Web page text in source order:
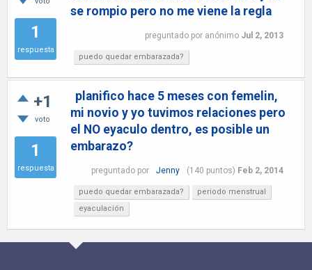
1
respuesta
se rompio pero no me viene la regla
preguntado por anónimo Jul 2, 2013
puedo quedar embarazada?
+1
voto
1
respuesta
planifico hace 5 meses con femelin,
mi novio y yo tuvimos relaciones pero
el NO eyaculo dentro, es posible un
embarazo?
preguntado por Jenny (140 puntos) Feb 2, 2014
puedo quedar embarazada?
periodo menstrual
eyaculación